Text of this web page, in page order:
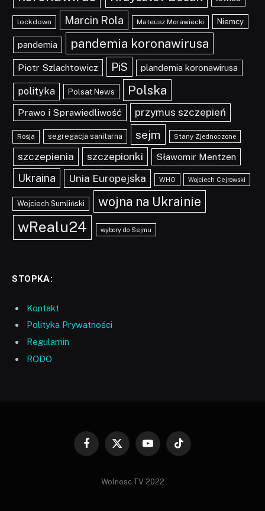
lockdown Marcin Rola Mateusz Morawiecki Niemcy
pandemia pandemia koronawirusa
Piotr Szlachtowicz PiS plandemia koronawirusa
polityka Polsat News Polska
Prawo i Sprawiedliwość przymus szczepień
Rosja segregacja sanitarna sejm Stany Zjednoczone
szczepienia szczepionki Sławomir Mentzen
Ukraina Unia Europejska WHO Wojciech Cejrowski
Wojciech Sumliński wojna na Ukrainie
wRealu24 wybory do Sejmu
STOPKA:
Kontakt
Polityka Prywatności
Regulamin
RODO
Facebook
X
YouTubeTikTok
Wolnosc.TV 2022